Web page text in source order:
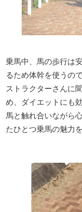
乗馬中、馬の歩行は
るため体幹を使うの
ストラクターさんに
め、ダイエットにも
馬と触れ合いながら
たひとつ乗馬の魅力